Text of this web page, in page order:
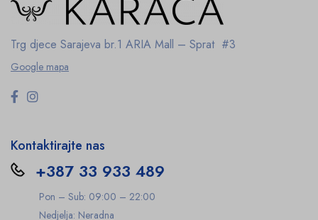
Trg djece Sarajeva br.1 ARIA Mall – Sprat #3
Google mapa
Kontaktirajte nas
+387 33 933 489
Pon – Sub: 09:00 – 22:00
Nedjelja: Neradna